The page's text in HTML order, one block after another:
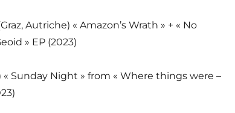
Autriche) « Amazon’s Wrath » + « No
» EP (2023)
« Sunday Night » from « Where things were –